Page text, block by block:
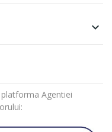

Agentiei